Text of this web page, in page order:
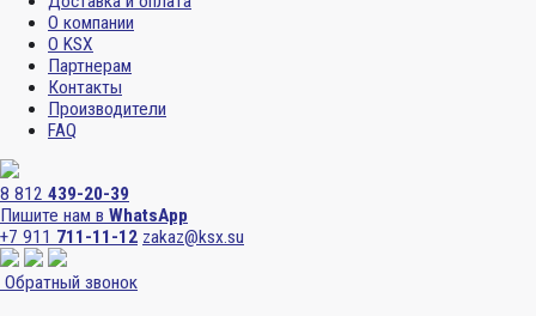
О компании
О KSX
Партнерам
Контакты
Производители
FAQ
8 812 439-20-39
Пишите нам в WhatsApp
+7 911 711-11-12 zakaz@ksx.su
Обратный звонок